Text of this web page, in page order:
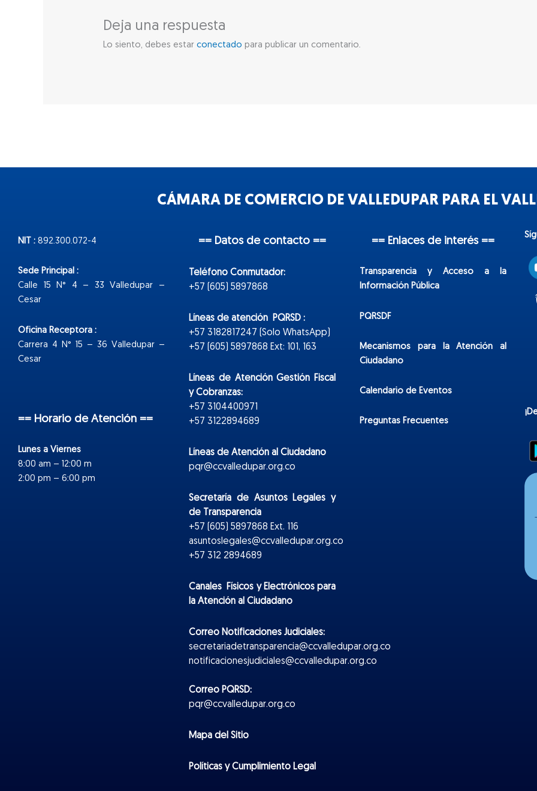
Deja una respuesta
Lo siento, debes estarconectado para publicar un comentario.
CÁMARA DE COMERCIO DE VALLEDUPAR PARA EL
NIT : 892.300.072-4
Sede Principal :
Calle 15 N° 4 – 33 Valledupar –
Cesar
Oficina Receptora :
Carrera 4 N° 15 – 36 Valledupar –
Cesar
== Horario de Atención ==
Lunes a Viernes
8:00 am – 12:00 m
2:00 pm – 6:00 pm
== Datos de contacto ==
Teléfono Conmutador:
+57 (605) 5897868
Líneas de atención PQRSD :
+57 3182817247 (Solo WhatsApp)
+57 (605) 5897868 Ext: 101, 163
Líneas de Atención Gestión Fiscal
y Cobranzas:
+57 3104400971
+57 3122894689
Líneas de Atención al Ciudadano
pqr@ccvalledupar.org.co
Secretaría de Asuntos Legales y
de Transparencia
+57 (605) 5897868 Ext. 116
asuntoslegales@ccvalledupar.org.co
+57 312 2894689
Canales Físicos yElectrónicospara
la Atención al Ciudadano
Correo Notificaciones Judiciales:
secretariadetransparencia@ccvalledupar.org.co
notificacionesjudiciales@ccvalledupar.org.co
Correo PQRSD:
pqr@ccvalledupar.org.co
Mapa del Sitio
Políticas y Cumplimiento Legal
== Enlaces de interés ==
Transparencia y Acceso a la
Información Pública
PQRSDF
Mecanismos para la Atención al
Ciudadano
Calendario de Eventos
Preguntas Frecuentes